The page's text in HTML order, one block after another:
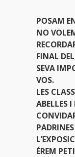
POSAM
NO
FINAL
SEVA
VOS.
LES
ABELLES
ÉREM